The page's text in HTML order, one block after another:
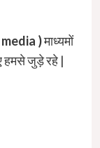
media )माध्यमों
हमसे जुड़े रहे |